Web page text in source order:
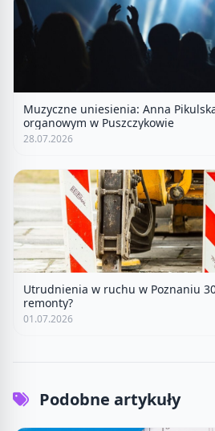
Muzyczne uniesienia: Anna
organowym w Puszczykowie
28.07.2026
Utrudnienia w ruchu w Poznaniu
remonty?
01.07.2026
Podobne artykuły